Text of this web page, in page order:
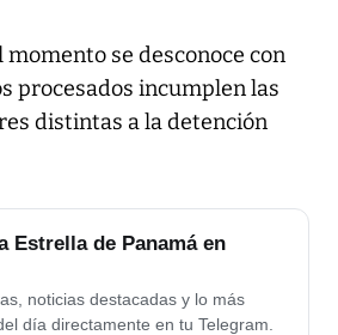
momento se desconoce con
procesados incumplen las
distintas a la detención
Estrella de Panamá en
noticias destacadas y lo más
día directamente en tu Telegram.